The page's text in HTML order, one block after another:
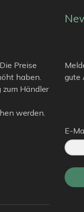
Preise
haben.
Händler
werden.
gute
E-